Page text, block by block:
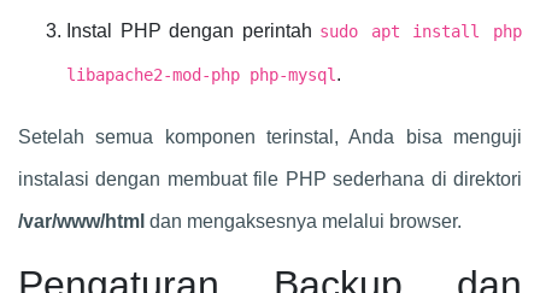
Instal PHP dengan perintah sudo apt install php
libapache2-mod-php php-mysql.
Setelah semua komponen terinstal, Anda bisa menguji
instalasi dengan membuat file PHP sederhana di direktori
/var/www/html dan mengaksesnya melalui browser.